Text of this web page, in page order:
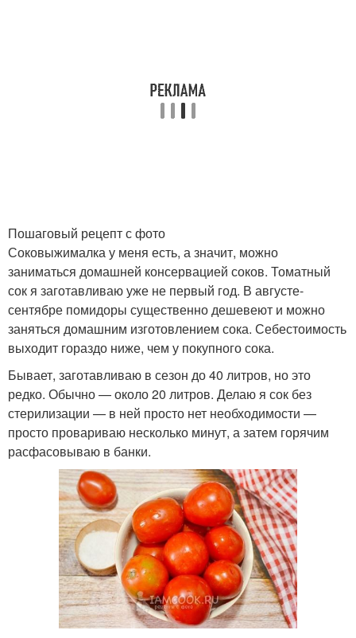
Пошаговый рецепт с фото
Соковыжималка у меня есть, а значит, можно
заниматься домашней консервацией соков. Томатный
сок я заготавливаю уже не первый год. В августе-
сентябре помидоры существенно дешевеют и можно
заняться домашним изготовлением сока. Себестоимость
выходит гораздо ниже, чем у покупного сока.
Бывает, заготавливаю в сезон до 40 литров, но это
редко. Обычно — около 20 литров. Делаю я сок без
стерилизации — в ней просто нет необходимости —
просто провариваю несколько минут, а затем горячим
расфасовываю в банки.